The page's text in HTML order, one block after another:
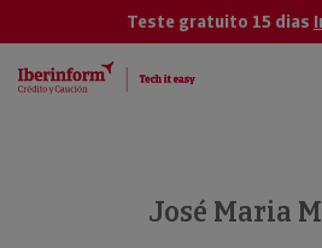
Teste gratuito 15 dias
José Maria